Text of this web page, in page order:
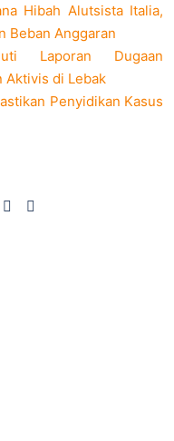
Hibah Alutsista Italia,
Beban Anggaran
Laporan Dugaan
Aktivis di Lebak
Penyidikan Kasus